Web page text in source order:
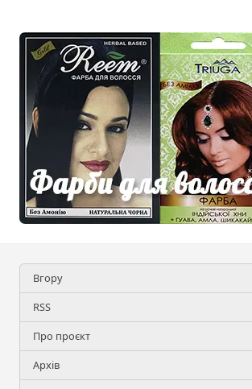
Вгору
RSS
Про проєкт
Архів